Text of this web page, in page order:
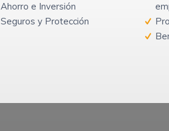
Ahorro e Inversión
Seguros y Protección